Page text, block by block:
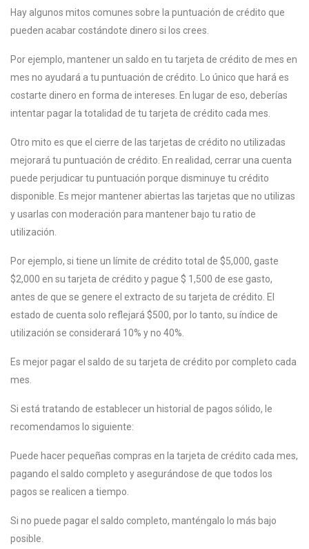
Hay algunos mitos comunes sobre la puntuación de crédito que
pueden acabar costándote dinero si los crees.
Por ejemplo, mantener un saldo en tu tarjeta de crédito de mes en
mes no ayudará a tu puntuación de crédito. Lo único que hará es
costarte dinero en forma de intereses. En lugar de eso, deberías
intentar pagar la totalidad de tu tarjeta de crédito cada mes.
Otro mito es que el cierre de las tarjetas de crédito no utilizadas
mejorará tu puntuación de crédito. En realidad, cerrar una cuenta
puede perjudicar tu puntuación porque disminuye tu crédito
disponible. Es mejor mantener abiertas las tarjetas que no utilizas
y usarlas con moderación para mantener bajo tu ratio de
utilización.
Por ejemplo, si tiene un límite de crédito total de $5,000, gaste
$2,000 en su tarjeta de crédito y pague $ 1,500 de ese gasto,
antes de que se genere el extracto de su tarjeta de crédito. El
estado de cuenta solo reflejará $500, por lo tanto, su índice de
utilización se considerará 10% y no 40%.
Es mejor pagar el saldo de su tarjeta de crédito por completo cada
mes.
Si está tratando de establecer un historial de pagos sólido, le
recomendamos lo siguiente:
Puede hacer pequeñas compras en la tarjeta de crédito cada mes,
pagando el saldo completo y asegurándose de que todos los
pagos se realicen a tiempo.
Si no puede pagar el saldo completo, manténgalo lo más bajo
posible.